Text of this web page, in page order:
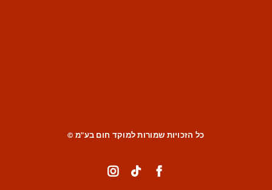
כל הזכויות שמורות למוקד חום בע"מ ©
Facebook
Tiktok
Instagram